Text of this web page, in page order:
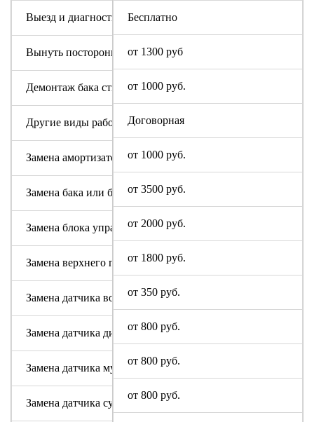
Бесплатно
от 1300 руб
от 1000 руб.
Договорная
от 1000 руб.
от 3500 руб.
от 2000 руб.
от 1800 руб.
от 350 руб.
от 800 руб.
от 800 руб.
от 800 руб.
Выезд и диагностика
Вынуть посторонний предмет
Демонтаж бака стиральной машины Soba
Другие виды работ
Замена амортизаторов
Замена бака или барабана
Замена блока управления или индикации
Замена верхнего противовеса
Замена датчика воды
Замена датчика дисбаланса белья
Замена датчика мутности
Замена датчика сушки